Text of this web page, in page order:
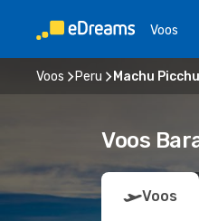
Voos
Voos Peru Machu Picchu
Voos
Voos